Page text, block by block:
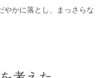
やかに落とし、まっさらな